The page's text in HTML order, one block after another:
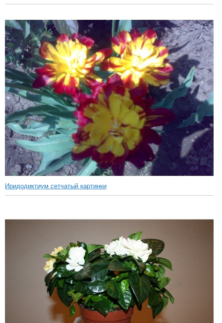
Иридодиктиум сетчатый картинки